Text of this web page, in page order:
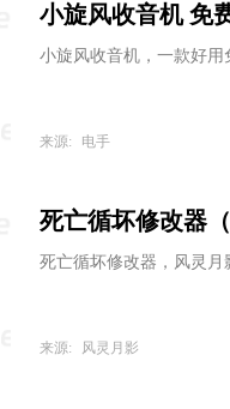
小旋风收音机 免
小旋风收音机，一款好用
来源: 电手
死亡循坏修改器
死亡循坏修改器，风灵月
来源: 风灵月影